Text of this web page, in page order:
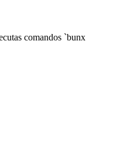
comandos `bunx